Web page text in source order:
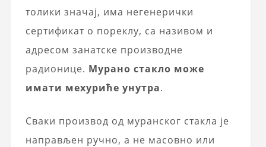
толики значај, има негенерички
сертификат о пореклу, са називом и
адресом занатске производне
радионице. Мурано стакло може
имати мехуриће унутра.
Сваки производ од муранског стакла је
направљен ручно, а не масовно или